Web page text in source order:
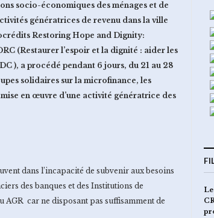
socio-économiques des ménages et de
génératrices de revenu dans la ville
Restoring Hope and Dignity:
(Restaurer l’espoir et la dignité : aider les
), a procédé pendant 6 jours, du 21 au 28
solidaires sur la microfinance, les
en œuvre d’une activité génératrice des
dans l’incapacité de subvenir aux besoins
des banques et des Institutions de
car ne disposant pas suffisamment de